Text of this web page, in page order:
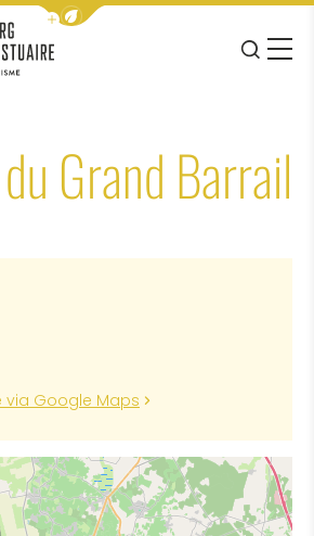
Afficher la barre de navigation
JE
MENU
Grand Barrail
via Google Maps